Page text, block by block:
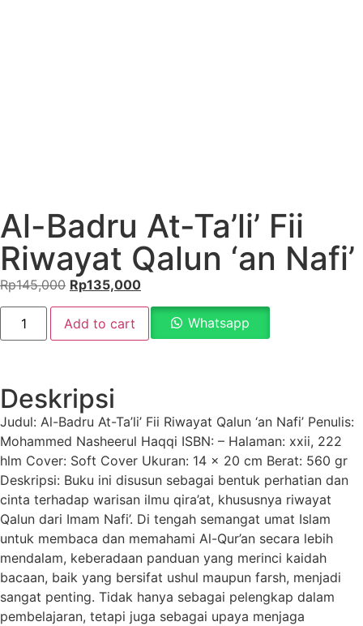
Al-Badru At-Ta’li’ Fii
Riwayat Qalun ‘an Nafi’
Rp145,000 Rp135,000
Add to cart Whatsapp
Deskripsi
Judul: Al-Badru At-Ta’li’ Fii Riwayat Qalun ‘an Nafi’ Penulis:
Mohammed Nasheerul Haqqi ISBN: – Halaman: xxii, 222
hlm Cover: Soft Cover Ukuran: 14 x 20 cm Berat: 560 gr
Deskripsi: Buku ini disusun sebagai bentuk perhatian dan
cinta terhadap warisan ilmu qira’at, khususnya riwayat
Qalun dari Imam Nafi’. Di tengah semangat umat Islam
untuk membaca dan memahami Al-Qur’an secara lebih
mendalam, keberadaan panduan yang merinci kaidah
bacaan, baik yang bersifat ushul maupun farsh, menjadi
sangat penting. Tidak hanya sebagai pelengkap dalam
pembelajaran, tetapi juga sebagai upaya menjaga